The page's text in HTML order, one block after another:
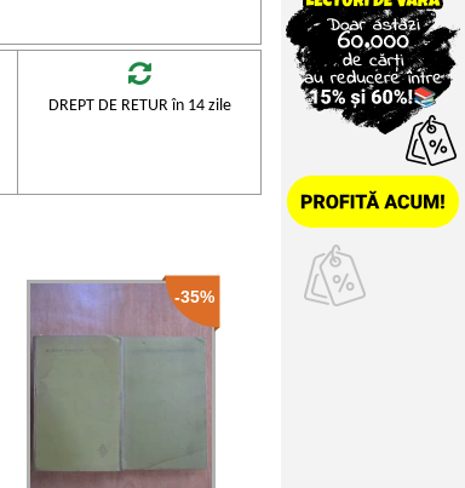
DREPT DE RETUR în 14 zile
-35%